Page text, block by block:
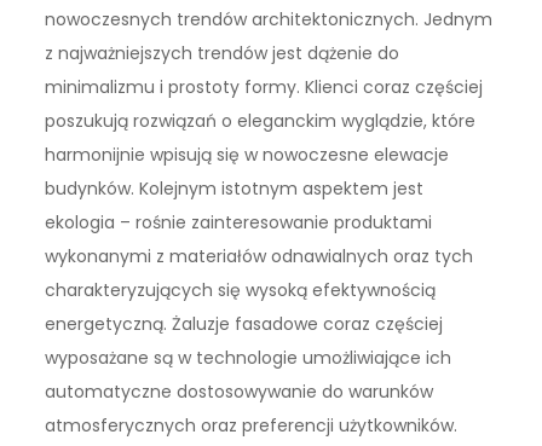
nowoczesnych trendów architektonicznych. Jednym
z najważniejszych trendów jest dążenie do
minimalizmu i prostoty formy. Klienci coraz częściej
poszukują rozwiązań o eleganckim wyglądzie, które
harmonijnie wpisują się w nowoczesne elewacje
budynków. Kolejnym istotnym aspektem jest
ekologia – rośnie zainteresowanie produktami
wykonanymi z materiałów odnawialnych oraz tych
charakteryzujących się wysoką efektywnością
energetyczną. Żaluzje fasadowe coraz częściej
wyposażane są w technologie umożliwiające ich
automatyczne dostosowywanie do warunków
atmosferycznych oraz preferencji użytkowników.